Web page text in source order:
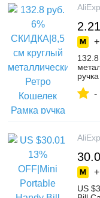
2.21
-
US